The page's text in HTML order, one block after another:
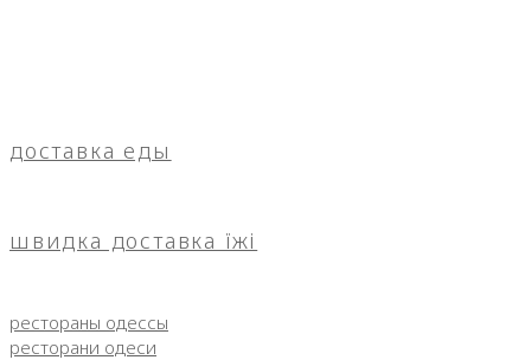
доставка еды
швидка доставка їжі
рестораны одессы
ресторани одеси